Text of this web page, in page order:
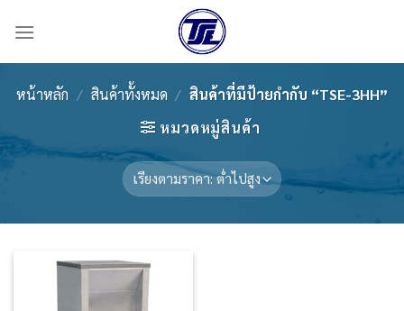
หน้าหลัก / สินค้าทั้งหมด / สินค้าที่มีป้ายกำกับ “TSE-3HH”
หมวดหมู่สินค้า